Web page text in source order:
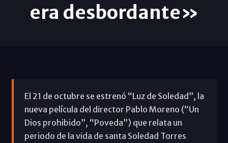
era desbordante»
El 21 de octubre se estrenó “Luz de Soledad”, la
nueva película del director Pablo Moreno (“Un
Dios prohibido”, “Poveda”) que relata un
periodo de la vida de santa Soledad Torres